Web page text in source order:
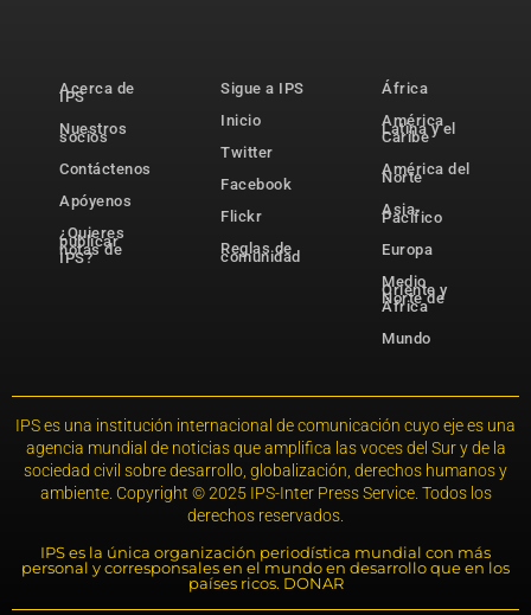
Acerca de
IPS
Nuestros
socios
Contáctenos
Apóyenos
¿Quieres
publicar
notas de
IPS?
Sigue a IPS
Inicio
Twitter
Facebook
Flickr
Reglas de
comunidad
África
América
Latina y el
Caribe
América del
Norte
Asia-
Pacífico
Europa
Medio
Oriente y
Norte de
África
Mundo
IPS es una institución internacional de comunicación cuyo eje es una
agencia mundial de noticias que amplifica las voces del Sur y de la
sociedad civil sobre desarrollo, globalización, derechos humanos y
ambiente. Copyright © 2025 IPS-Inter Press Service. Todos los
derechos reservados.
IPS es la única organización periodística mundial con más
personal y corresponsales en el mundo en desarrollo que en los
países ricos. DONAR